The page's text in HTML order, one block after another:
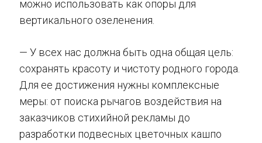
можно использовать как опоры для
вертикального озеленения.
— У всех нас должна быть одна общая цель:
сохранять красоту и чистоту родного города.
Для ее достижения нужны комплексные
меры: от поиска рычагов воздействия на
заказчиков стихийной рекламы до
разработки подвесных цветочных кашпо